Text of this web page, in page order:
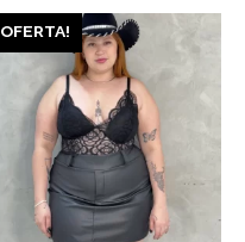
OFERTA!